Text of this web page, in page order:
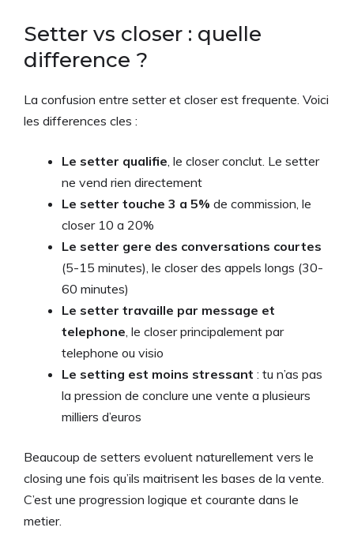
Setter vs closer : quelle
difference ?
La confusion entre setter et closer est frequente. Voici
les differences cles :
Le setter qualifie , le closer conclut. Le setter
ne vend rien directement
Le setter touche 3 a 5% de commission, le
closer 10 a 20%
Le setter gere des conversations courtes
(5-15 minutes), le closer des appels longs (30-
60 minutes)
Le setter travaille par message et
telephone , le closer principalement par
telephone ou visio
Le setting est moins stressant : tu n’as pas
la pression de conclure une vente a plusieurs
milliers d’euros
Beaucoup de setters evoluent naturellement vers le
closing une fois qu’ils maitrisent les bases de la vente.
C’est une progression logique et courante dans le
metier.